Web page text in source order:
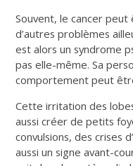
Souvent, le cancer
d’autres problèmes
est alors un syndrome
pas elle-même. Sa
comportement peut
Cette irritation des
aussi créer de petits
convulsions, des crises
aussi un signe avant-